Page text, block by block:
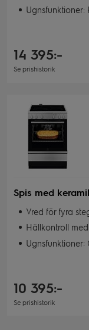
Ugnsfunktioner: Konventionell/
14 395:-
Se prishistorik
Spis med
Vred för fyra
Hällkontroll
Ugnsfunktioner: Gratinering,
10 395:-
Se prishistorik